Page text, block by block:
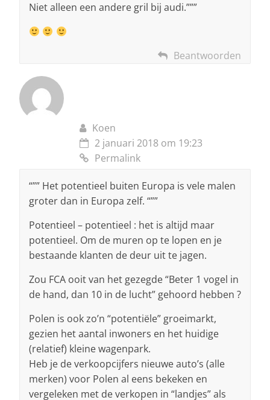
Niet alleen een andere gril bij audi.”””
Beantwoorden
Koen
2 januari 2018 om 19:23
Permalink
“”” Het potentieel buiten Europa is vele malen
groter dan in Europa zelf. “””
Potentieel – potentieel : het is altijd maar
potentieel. Om de muren op te lopen en je
bestaande klanten de deur uit te jagen.
Zou FCA ooit van het gezegde “Beter 1 vogel in
de hand, dan 10 in de lucht” gehoord hebben ?
Polen is ook zo’n “potentiële” groeimarkt,
gezien het aantal inwoners en het huidige
(relatief) kleine wagenpark.
Heb je de verkoopcijfers nieuwe auto’s (alle
merken) voor Polen al eens bekeken en
vergeleken met de verkopen in “landjes” als